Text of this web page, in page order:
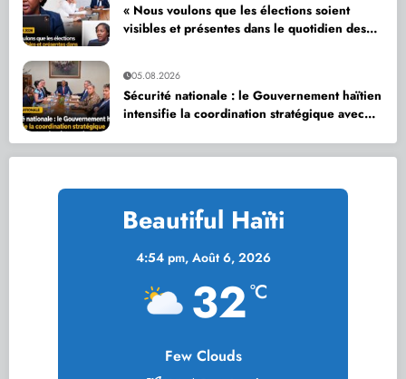
« Nous voulons que les élections soient
visibles et présentes dans le quotidien des
05.08.2026
Sécurité nationale : le Gouvernement haïtien
intensifie la coordination stratégique avec
Beautiful Haïti
4:54 pm, Août 6, 2026
32°C
Few Clouds